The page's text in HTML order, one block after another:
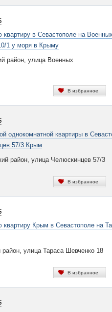
квартиру в Севастополе на
1 у моря в Крыму
район, улица Военных
В избранное
однокомнатной квартиры в
57/3 Крым
район, улица Челюскинцев 57/3
В избранное
квартиру Крым в Севастополе на
улица Тараса Шевченко 18
В избранное